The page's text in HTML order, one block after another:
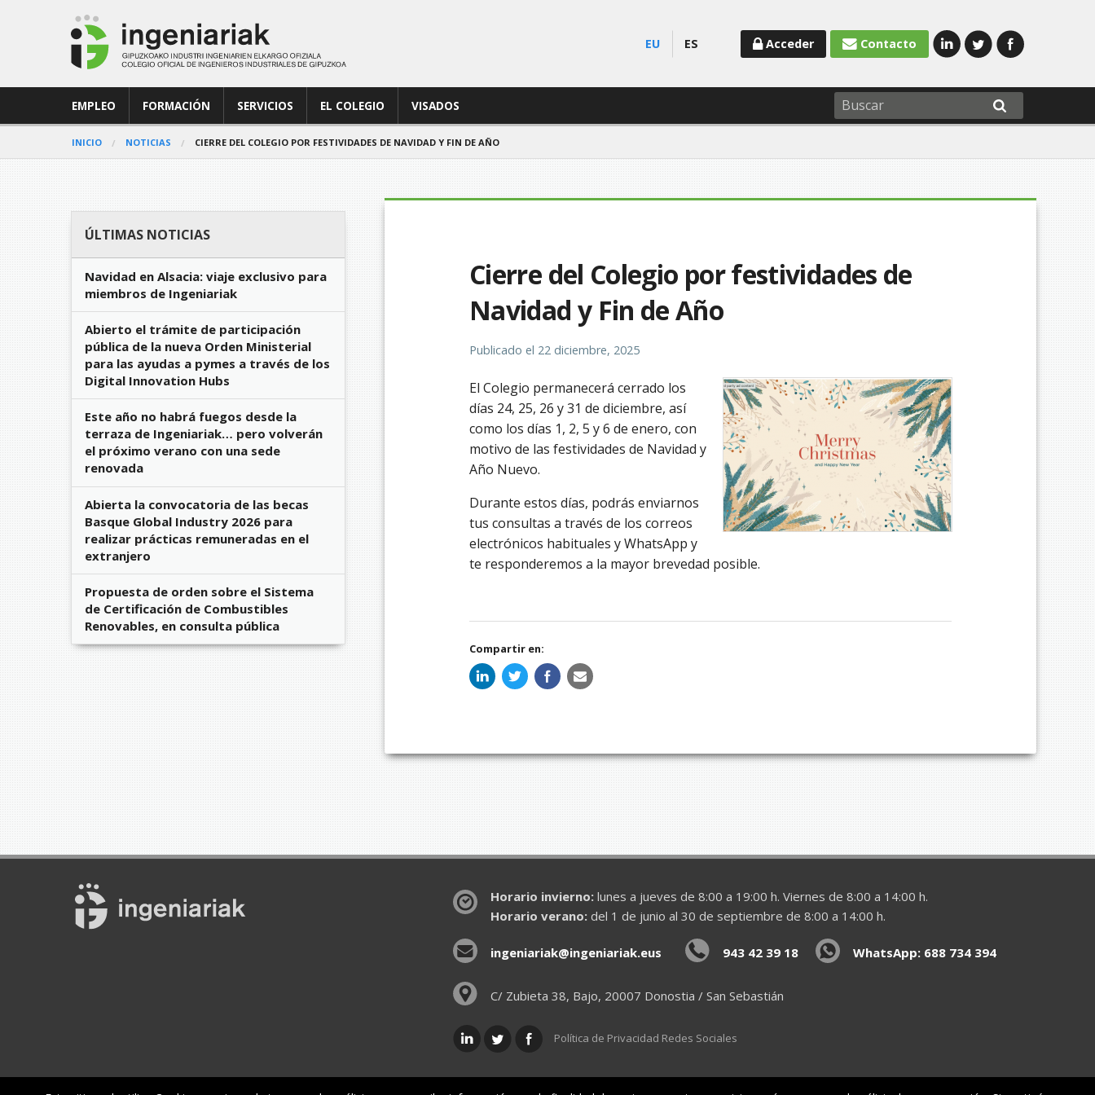
EU ES Contacto
Acceder
EMPLEO FORMACIÓN SERVICIOS EL COLEGIO VISADOS
INICIO NOTICIAS CIERRE DEL COLEGIO POR FESTIVIDADES DE NAVIDAD Y FIN DE AÑO
Cierre del Colegio por festividades de
Navidad y Fin de Año
Publicado el 22 diciembre, 2025
El Colegio permanecerá cerrado los
días 24, 25, 26 y 31 de diciembre, así
como los días 1, 2, 5 y 6 de enero, con
motivo de las festividades de Navidad y
Año Nuevo.
Durante estos días, podrás enviarnos
tus consultas a través de los correos
electrónicos habituales y WhatsApp y
te responderemos a la mayor brevedad posible.
Compartir en:
ÚLTIMAS NOTICIAS
Navidad en Alsacia: viaje exclusivo para
miembros de Ingeniariak
Abierto el trámite de participación
pública de la nueva Orden Ministerial
para las ayudas a pymes a través de los
Digital Innovation Hubs
Este año no habrá fuegos desde la
terraza de Ingeniariak… pero volverán
el próximo verano con una sede
renovada
Abierta la convocatoria de las becas
Basque Global Industry 2026 para
realizar prácticas remuneradas en el
extranjero
Propuesta de orden sobre el Sistema
de Certificación de Combustibles
Renovables, en consulta pública
Horario invierno:lunes a jueves de 8:00 a 19:00 h. Viernes de 8:00 a 14:00 h.
Horario verano:del 1 de junio al 30 de septiembre de 8:00 a 14:00 h.
ingeniariak@ingeniariak.eus 943 42 39 18 WhatsApp: 688 734 394
C/ Zubieta 38, Bajo, 20007 Donostia / San Sebastián
Política de Privacidad Redes Sociales